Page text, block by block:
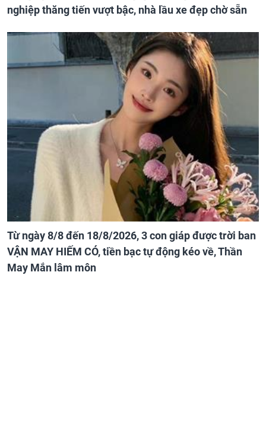
nghiệp thăng tiến vượt bậc, nhà lầu xe đẹp chờ sẵn
Từ ngày 8/8 đến 18/8/2026, 3 con giáp được trời ban
VẬN MAY HIẾM CÓ, tiền bạc tự động kéo về, Thần
May Mắn lâm môn